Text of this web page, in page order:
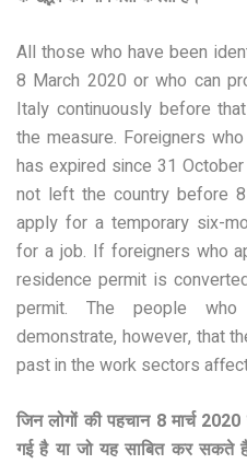
All those who have been
8 March 2020 or who can
Italy continuously before
the measure. Foreigners
has expired since 31
not left the country before
apply for a temporary six-
for a job. If foreigners who
residence permit is
permit. The people
demonstrate, however, that
past in the work sectors
जिन लोगों की पहचान 8 मार्च
गई है या जो यह साबित कर सकते